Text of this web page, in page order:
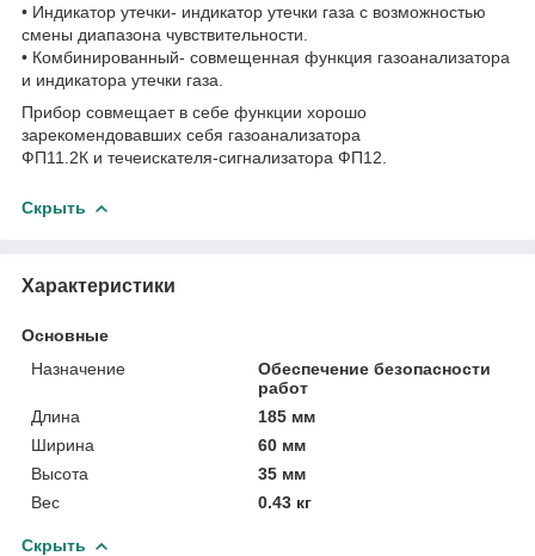
• Индикатор утечки- индикатор утечки газа с возможностью
смены диапазона чувствительности.
• Комбинированный- совмещенная функция газоанализатора
и индикатора утечки газа.
Прибор совмещает в себе функции хорошо
зарекомендовавших себя газоанализатора
ФП11.2К и течеискателя-сигнализатора ФП12.
Скрыть
Характеристики
Основные
Назначение
Обеспечение безопасности
работ
Длина
185 мм
Ширина
60 мм
Высота
35 мм
Вес
0.43 кг
Скрыть